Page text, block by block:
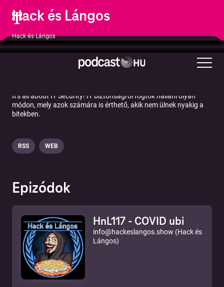
Hack és Lángos
Hack és Lángos
Technológia
It's all about IT Security! IT biztonságról fogtok hallani olyan
módon, mely azok számára is érthető, akik nem ülnek nyakig a
bitekben.
RSS WEB
Epizódok
HnL117 - COVID ubi
info@hackeslangos.show (Hack és
Lángos)